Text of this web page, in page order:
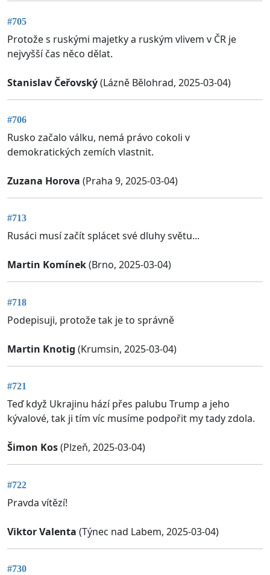
#705
Protože s ruskými majetky a ruským vlivem v ČR je
nejvyšší čas něco dělat.
Stanislav Čeřovský(Lázně Bělohrad, 2025-03-04)
#706
Rusko začalo válku, nemá právo cokoli v
demokratických zemích vlastnit.
Zuzana Horova (Praha 9, 2025-03-04)
#713
Rusáci musí začít splácet své dluhy světu...
Martin Komínek(Brno, 2025-03-04)
#718
Podepisuji, protože tak je to správně
Martin Knotig (Krumsin, 2025-03-04)
#721
Teď když Ukrajinu hází přes palubu Trump a jeho
kývalové, tak ji tím víc musíme podpořit my tady zdola.
Šimon Kos(Plzeň, 2025-03-04)
#722
Pravda vítězí!
Viktor Valenta (Týnec nad Labem, 2025-03-04)
#730